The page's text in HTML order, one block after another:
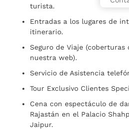
turista.
Entradas a los lugares de
itinerario.
Seguro de Viaje (coberturas
nuestra web).
Servicio de Asistencia
Tour Exclusivo Clientes
Cena con espectáculo de
Rajastán en el Palacio
Jaipur.